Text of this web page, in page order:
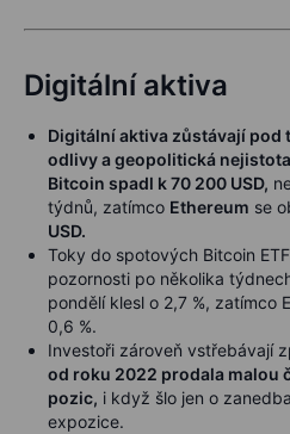
Digitální aktiva
Digitální aktiva zůstávají
odlivy a geopolitická
Bitcoin spadl k 70 200 USD,
týdnů, zatímco Ethereum se
USD.
Toky do spotových Bitcoin
pozornosti po několika
pondělí klesl o 2,7 %, zatímco
0,6 %.
Investoři zároveň vstřebávají
od roku 2022 prodala malou
pozic, i když šlo jen o
expozice.